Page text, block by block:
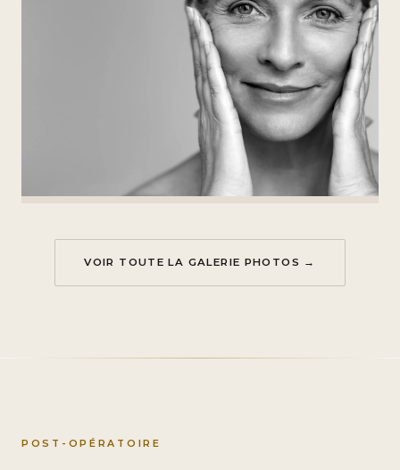
VOIR TOUTE LA GALERIE PHOTOS →
POST-OPÉRATOIRE